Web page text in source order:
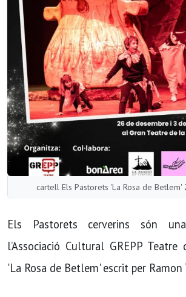
cartell Els Pastorets 'La Rosa de Betlem'
Els Pastorets cerverins són
l’Associació Cultural GREPP
'La Rosa de Betlem' escrit per